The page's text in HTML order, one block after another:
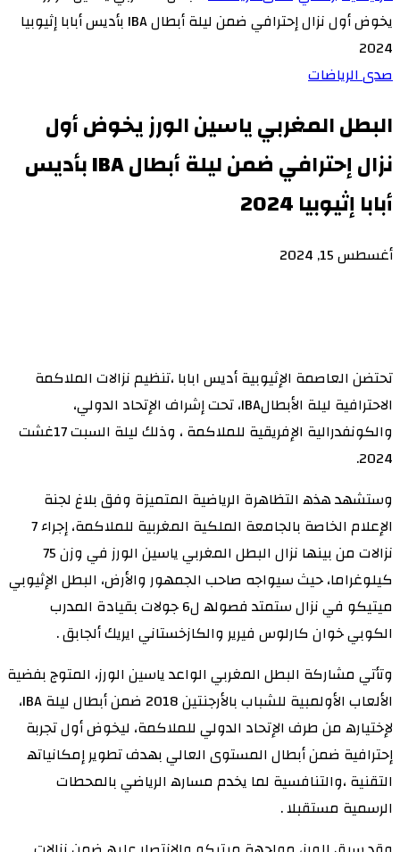
يخوض أول نزال إحترافي ضمن ليلة أبطال IBA بأديس أبابا إثيوبيا
2024
صدى الرياضات
البطل المغربي ياسين الورز يخوض أول
نزال إحترافي ضمن ليلة أبطال IBA بأديس
أبابا إثيوبيا 2024
أغسطس 15, 2024
تحتضن العاصمة الإثيوبية أديس ابابا ،تنظيم نزالات الملاكمة
الاحترافية ليلة الأبطالIBA، تحت إشراف الإتحاد الدولي،
والكونفدرالية الإفريقية للملاكمة ، وذلك ليلة السبت 17غشت
2024.
وستشھد ھذھ التظاھرة الرياضية المتميزة وفق بلاغ لجنة
الإعلام الخاصة بالجامعة الملكية المغربية للملاكمة، إجراء 7
نزالات من بينھا نزال البطل المغربي ياسين الورز في وزن 75
كيلوغراما، حيث سيواجه صاحب الجمھور والأرض، البطل الإثيوبي
ميتيكو في نزال ستمتد فصولھ ل6 جولات بقيادة المدرب
الكوبي خوان كارلوس فيرير والكازخستاني ايريك ألجابق .
وتأتي مشاركة البطل المغربي الواعد ياسين الورز، المتوج بفضية
الألعاب الأولمبية للشباب بالأرجنتين 2018 ضمن أبطال ليلة IBA،
لإختيارھ من طرف الإتحاد الدولي للملاكمة، ليخوض أول تجربة
إحترافية ضمن أبطال المستوى العالي بھدف تطوير إمكانياتھ
التقنية ،والتنافسية لما يخدم مسارھ الرياضي بالمحطات
الرسمية مستقبلا .